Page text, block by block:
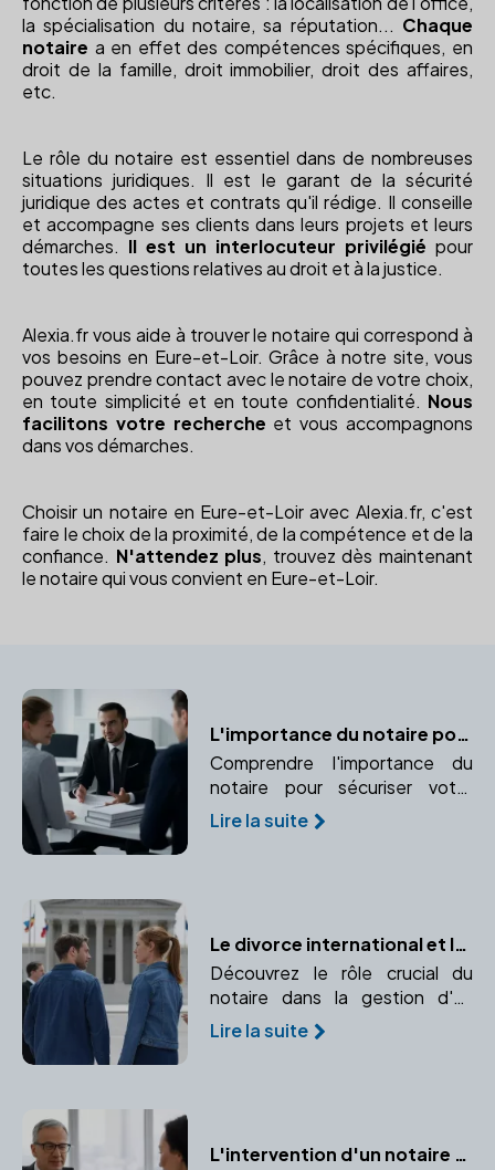
la spécialisation du notaire, sa réputation... Chaque
notaire a en effet des compétences spécifiques, en
droit de la famille, droit immobilier, droit des affaires,
etc.
Le rôle du notaire est essentiel dans de nombreuses
situations juridiques. Il est le garant de la sécurité
juridique des actes et contrats qu'il rédige. Il conseille
et accompagne ses clients dans leurs projets et leurs
démarches. Il est un interlocuteur privilégié pour
toutes les questions relatives au droit et à la justice.
Alexia.fr vous aide à trouver le notaire qui correspond à
vos besoins en Eure-et-Loir. Grâce à notre site, vous
pouvez prendre contact avec le notaire de votre choix,
en toute simplicité et en toute confidentialité. Nous
facilitons votre recherche et vous accompagnons
dans vos démarches.
Choisir un notaire en Eure-et-Loir avec Alexia.fr, c'est
faire le choix de la proximité, de la compétence et de la
confiance. N'attendez plus, trouvez dès maintenant
le notaire qui vous convient en Eure-et-Loir.
L'importance du notaire pour sécuriser votre mariage
Comprendre l'importance du
notaire pour sécuriser votre
mariage et protéger vos
intérêts juridiques et financiers.
Lire la suite
Le divorce international et le rôle essentiel du notaire
Découvrez le rôle crucial du
notaire dans la gestion d'un
divorce international, de
l'application des conventions
Lire la suite
L'intervention d'un notaire dans votre projet immobilier : avantages et garanties